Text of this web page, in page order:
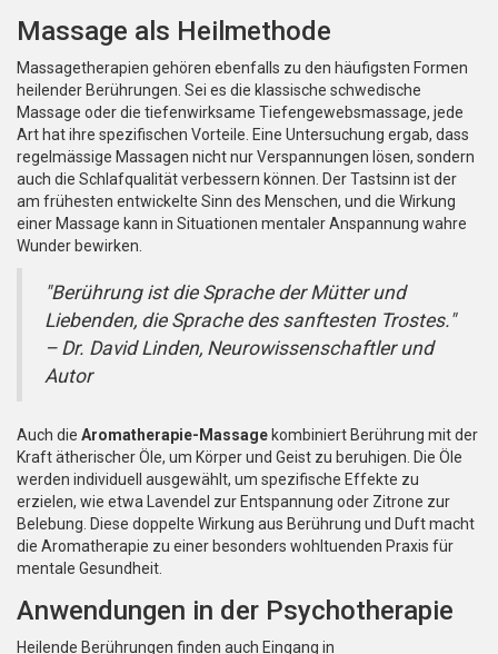
Massage als Heilmethode
Massagetherapien gehören ebenfalls zu den häufigsten Formen
heilender Berührungen. Sei es die klassische schwedische
Massage oder die tiefenwirksame Tiefengewebsmassage, jede
Art hat ihre spezifischen Vorteile. Eine Untersuchung ergab, dass
regelmässige Massagen nicht nur Verspannungen lösen, sondern
auch die Schlafqualität verbessern können. Der Tastsinn ist der
am frühesten entwickelte Sinn des Menschen, und die Wirkung
einer Massage kann in Situationen mentaler Anspannung wahre
Wunder bewirken.
"Berührung ist die Sprache der Mütter und
Liebenden, die Sprache des sanftesten Trostes."
– Dr. David Linden, Neurowissenschaftler und
Autor
Auch die Aromatherapie-Massage kombiniert Berührung mit der
Kraft ätherischer Öle, um Körper und Geist zu beruhigen. Die Öle
werden individuell ausgewählt, um spezifische Effekte zu
erzielen, wie etwa Lavendel zur Entspannung oder Zitrone zur
Belebung. Diese doppelte Wirkung aus Berührung und Duft macht
die Aromatherapie zu einer besonders wohltuenden Praxis für
mentale Gesundheit.
Anwendungen in der Psychotherapie
Heilende Berührungen finden auch Eingang in